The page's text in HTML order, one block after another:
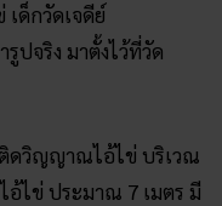
ด็กวัดเจดีย์
ปจริง มาตั้งไว้ที่วัด
ดวิญญาณไอ้ไข่ บริเวณ
อ้ไข่ ประมาณ 7 เมตร มี